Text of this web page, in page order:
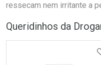
ressecam nem irritante a
Queridinhos da